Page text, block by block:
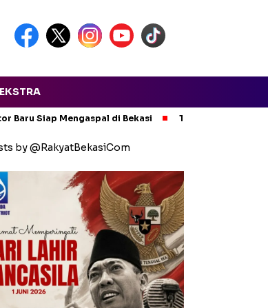
EKSTRA
Baru Siap Mengaspal di Bekasi Tak Ada
by @RakyatBekasiCom